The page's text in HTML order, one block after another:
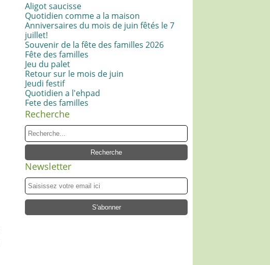
Aligot saucisse
Quotidien comme a la maison
Anniversaires du mois de juin fêtés le 7
juillet!
Souvenir de la fête des familles 2026
Fête des familles
Jeu du palet
Retour sur le mois de juin
Jeudi festif
Quotidien a l'ehpad
Fete des familles
Recherche
Newsletter